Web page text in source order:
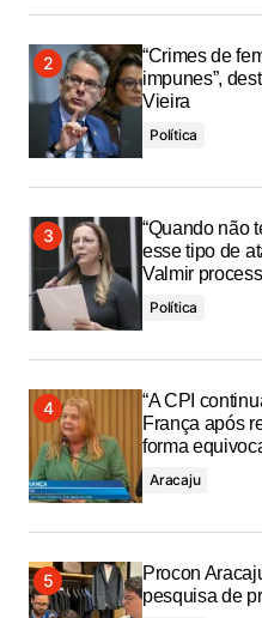
“Crimes de
impunes”,
Vieira
Política
“Quando não
esse tipo de
Valmir
Política
“A CPI
França após
forma
Aracaju
Procon
pesquisa de